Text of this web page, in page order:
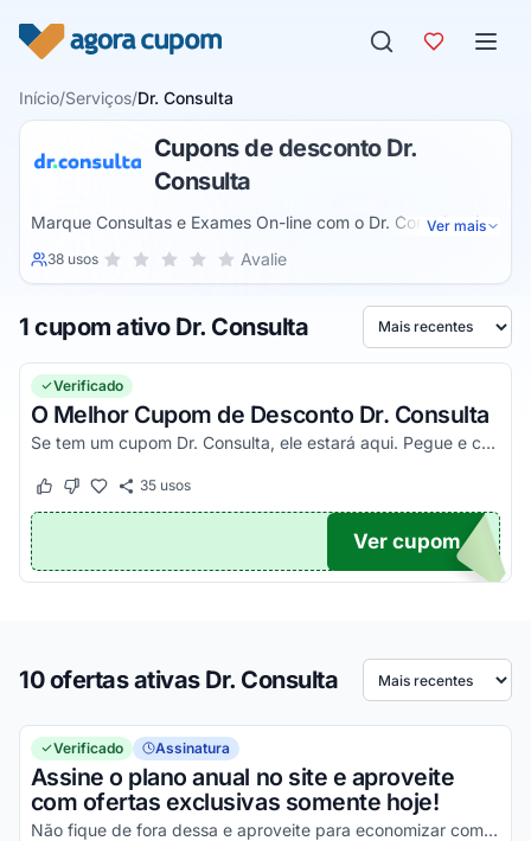
Início/Serviços/Dr. Consulta
Cupons de desconto Dr.
Consulta
Marque Consultas e Exames On-line com o Dr. Consulta. A
melhor uma Rede de Centros Médicos para agilizar os
consulta por Vídeo via WhatsApp. Ganhe desconto para
Ver mais
38 usosSua nota para Dr. Consulta, de 1 a 5 estrelas
5 estrelas
4 estrelas
3 estrelas
2 estrelas
1 estrela Avalie
1 cupom ativo Dr. Consulta Ordenar por
Verificado
O Melhor Cupom de Desconto Dr. Consulta
Se tem um cupom Dr. Consulta, ele estará aqui. Pegue e confira agora!
Este cupom funcionou
Este cupom não funcionou
35usos
TICO
Ver cupom
10 ofertas ativas Dr. Consulta Ordenar por
Verificado Assinatura
Assine o plano anual no site e aproveite
com ofertas exclusivas somente hoje!
Não fique de fora dessa e aproveite para economizar com facilidade!